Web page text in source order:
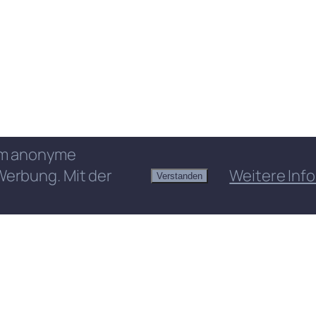
anonyme
Mit der
Verstanden Weitere